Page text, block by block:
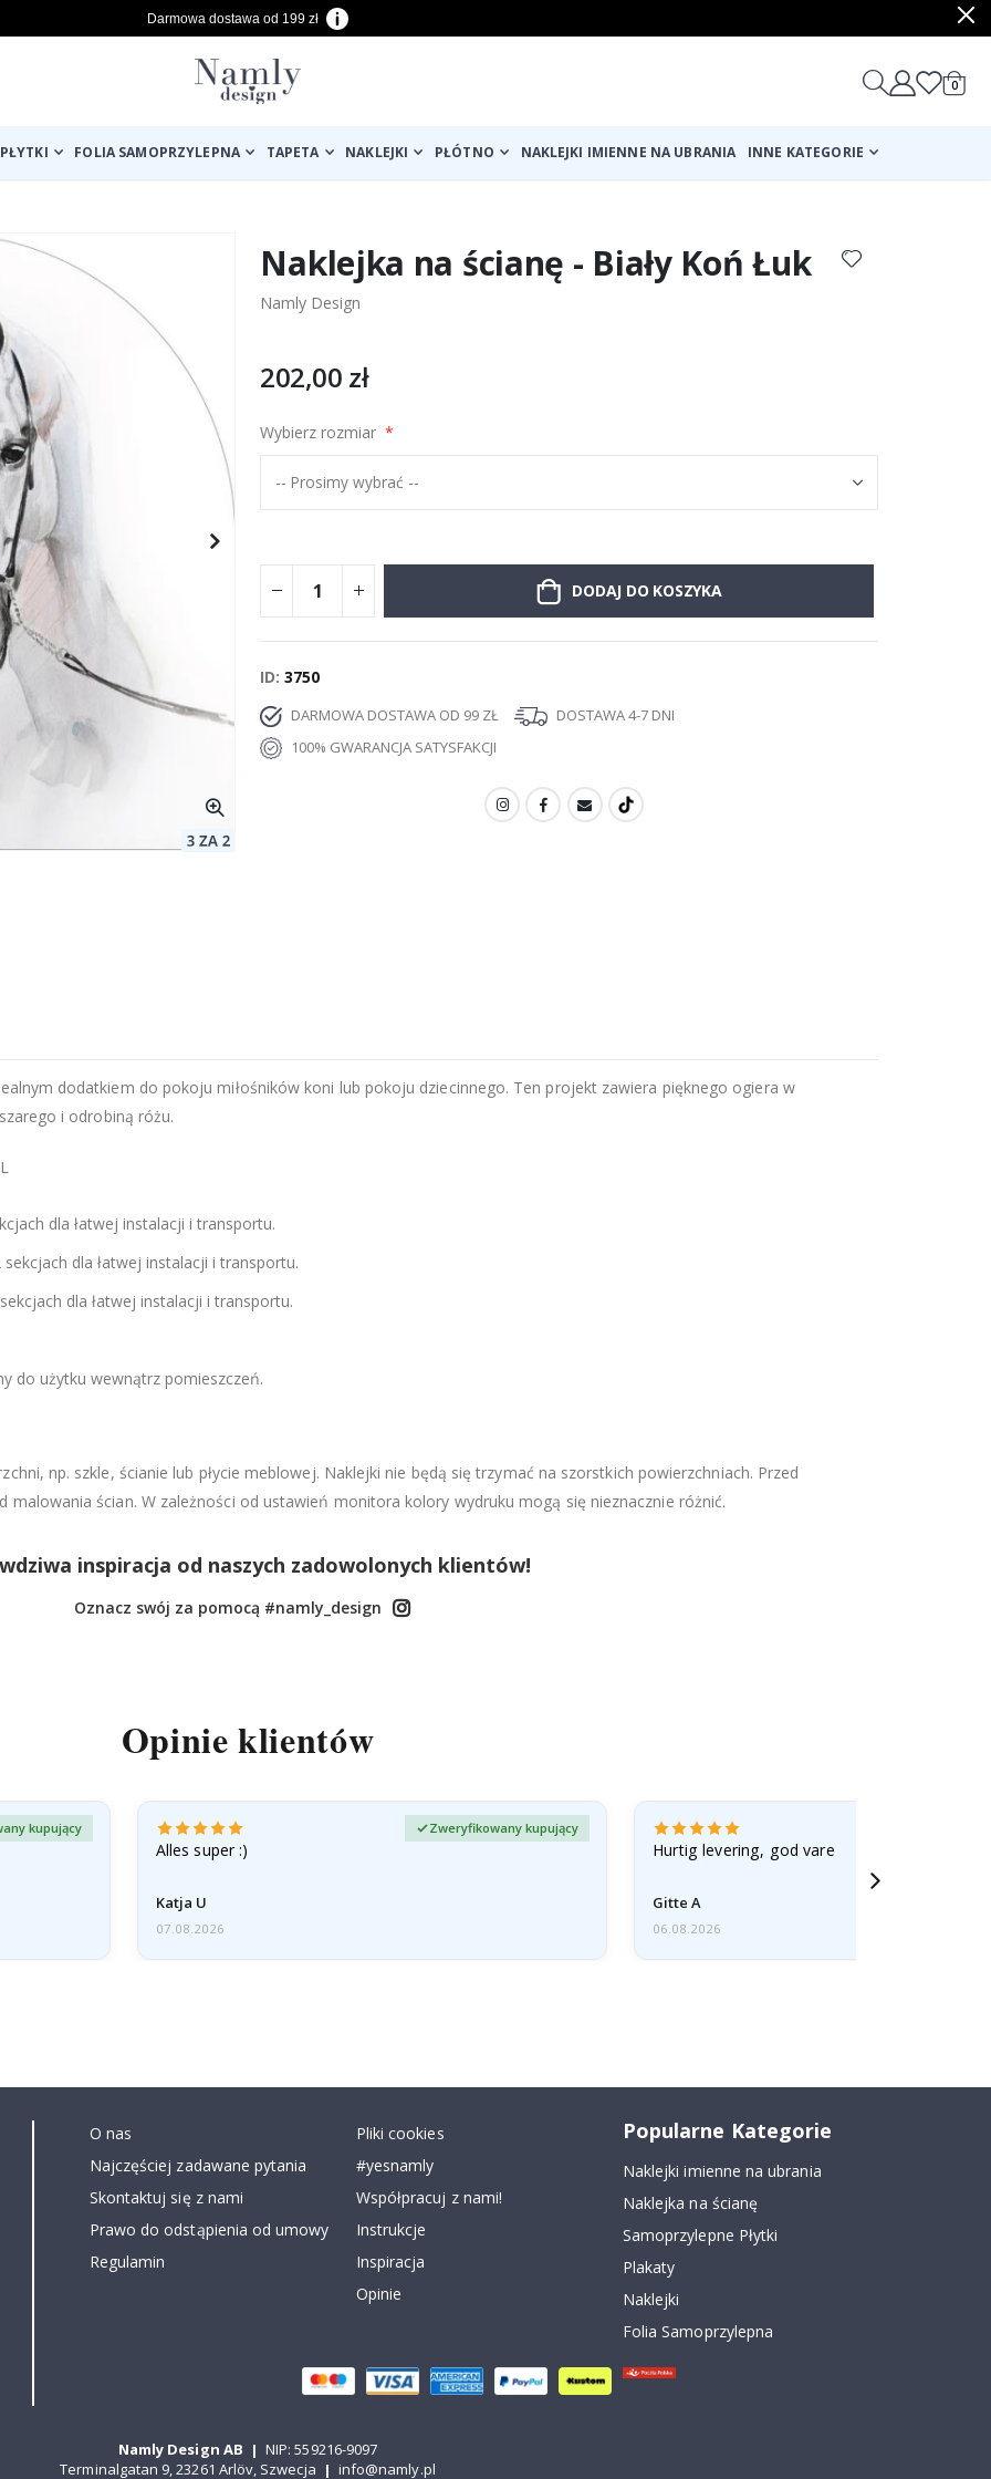
Darmowa dostawa od 199 zł
Cart
0
FOLIA SAMOPRZYLEPNA TAPETA NAKLEJKI PŁÓTNO NAKLEJKI IMIENNE NA UBRANIA INNE KATEGORIE
Naklejka na ścianę - Biały Koń Łuk
Namly Design
202,00 zł
Wybierz rozmiar
DODAJ DO KOSZYKA
ID 3750
DARMOWA DOSTAWA OD 99 ZŁ
DOSTAWA 4-7 DNI
100% GWARANCJA SATYSFAKCJI
dodatkiem do pokoju miłośników koni lub pokoju dziecinnego. Ten projekt zawiera pięknego ogiera w
i odrobiną różu.
dla łatwej instalacji i transportu.
dla łatwej instalacji i transportu.
dla łatwej instalacji i transportu.
do użytku wewnątrz pomieszczeń.
np. szkle, ścianie lub płycie meblowej. Naklejki nie będą się trzymać na szorstkich powierzchniach. Przed
malowania ścian. W zależności od ustawień monitora kolory wydruku mogą się nieznacznie różnić.
inspiracja od naszych zadowolonych klientów!
Oznacz swój za pomocą #namly_design
Opinie klientów
kupujący
Alles super :)
Katja U
Zweryfikowany kupujący
07.08.2026
Hurtig levering, god vare
Gitte A
06.08.2026
O nas
Najczęściej zadawane pytania
Skontaktuj się z nami
Prawo do odstąpienia od umowy
Regulamin
Pliki cookies
#yesnamly
Współpracuj z nami!
Instrukcje
Inspiracja
Opinie
Popularne Kategorie
Naklejki imienne na ubrania
Naklejka na ścianę
Samoprzylepne Płytki
Plakaty
Naklejki
Folia Samoprzylepna
Namly Design AB | NIP: 559216-9097
Terminalgatan 9, 23261 Arlöv, Szwecja | info@namly.pl